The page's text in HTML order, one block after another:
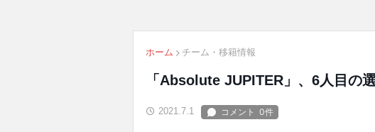
ホーム チーム・移籍情報
「Absolute JUPITER」、6人目の
2021.7.1